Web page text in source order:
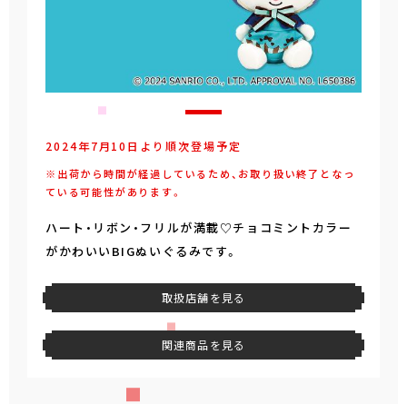
2024年7月10日より順次登場予定
※出荷から時間が経過しているため、お取り扱い終了となっ
ている可能性があります。
ハート・リボン・フリルが満載♡チョコミントカラー
がかわいいBIGぬいぐるみです。
取扱店舗を見る
関連商品を見る